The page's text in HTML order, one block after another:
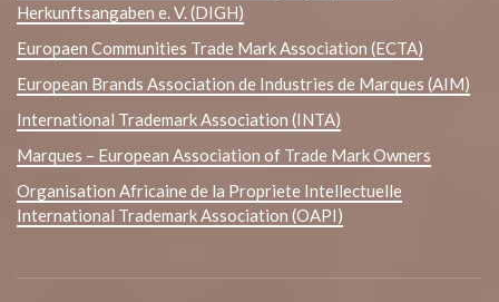
Herkunftsangaben e. V. (DIGH)
Europaen Communities Trade Mark Association (ECTA)
European Brands Association de Industries de Marques (AIM)
International Trademark Association (INTA)
Marques – European Association of Trade Mark Owners
Organisation Africaine de la Propriete Intellectuelle
International Trademark Association (OAPI)